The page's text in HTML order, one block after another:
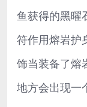
鱼获得的黑曜
符作用熔岩护
饰当装备了熔
地方会出现一